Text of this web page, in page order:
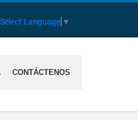
Select Language ▼
CONTÁCTENOS